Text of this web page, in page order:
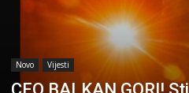
Novo Vijesti